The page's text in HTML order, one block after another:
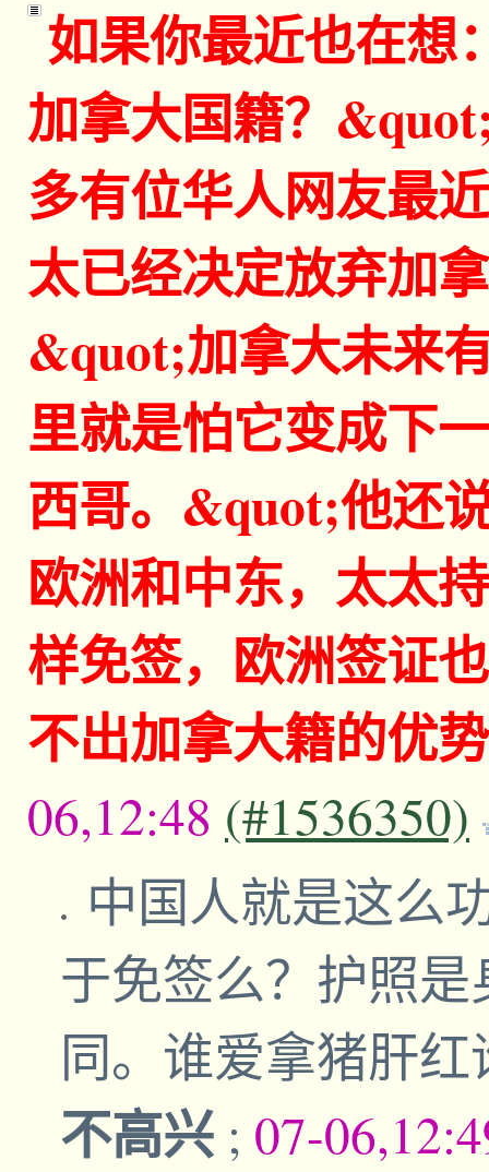
如果你最近也在想
加拿大国籍？
多有位华人网友最
太已经决定放弃加
&quot;加拿大未来
里就是怕它变成下
西哥。&quot;他还
欧洲和中东，太太
样免签，欧洲签证
不出加拿大籍的优
06,12:48 (#1536350)
中国人就是这么
于免签么？护照
同。谁爱拿猪肝
不高兴 ; 07-